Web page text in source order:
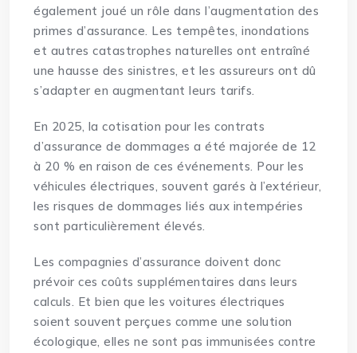
également joué un rôle dans l’augmentation des
primes d’assurance. Les tempêtes, inondations
et autres catastrophes naturelles ont entraîné
une hausse des sinistres, et les assureurs ont dû
s’adapter en augmentant leurs tarifs.
En 2025, la cotisation pour les contrats
d’assurance de dommages a été majorée de 12
à 20 % en raison de ces événements. Pour les
véhicules électriques, souvent garés à l’extérieur,
les risques de dommages liés aux intempéries
sont particulièrement élevés.
Les compagnies d’assurance doivent donc
prévoir ces coûts supplémentaires dans leurs
calculs. Et bien que les voitures électriques
soient souvent perçues comme une solution
écologique, elles ne sont pas immunisées contre